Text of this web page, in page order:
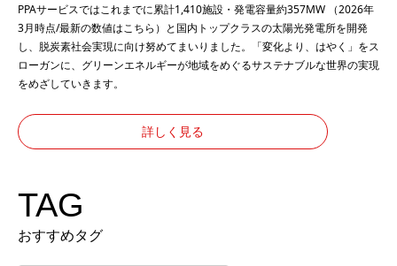
PPAサービスではこれまでに累計1,410施設・発電容量約357MW （2026年
3月時点/最新の数値はこちら ）と国内トップクラスの太陽光発電所を開発
し、脱炭素社会実現に向け努めてまいりました。「変化より、はやく」をス
ローガンに、グリーンエネルギーが地域をめぐるサステナブルな世界の実現
をめざしていきます。
詳しく見る
TAG
おすすめタグ